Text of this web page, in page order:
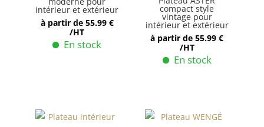
la
page
du
sur
la
page
du
intérieur et extérieur
à partir de 55.99 €
/HT
En stock
variations.
compact style
vintage pour
intérieur et extérieur
à partir de55.99€
/HT
En stock
plusieurs